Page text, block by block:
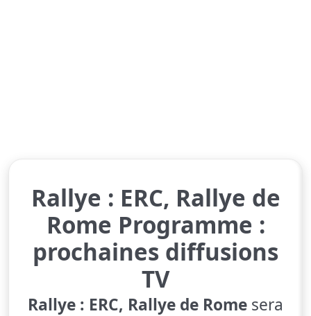
Rallye : ERC, Rallye de
Rome Programme :
prochaines diffusions
TV
Rallye : ERC, Rallye de Rome sera